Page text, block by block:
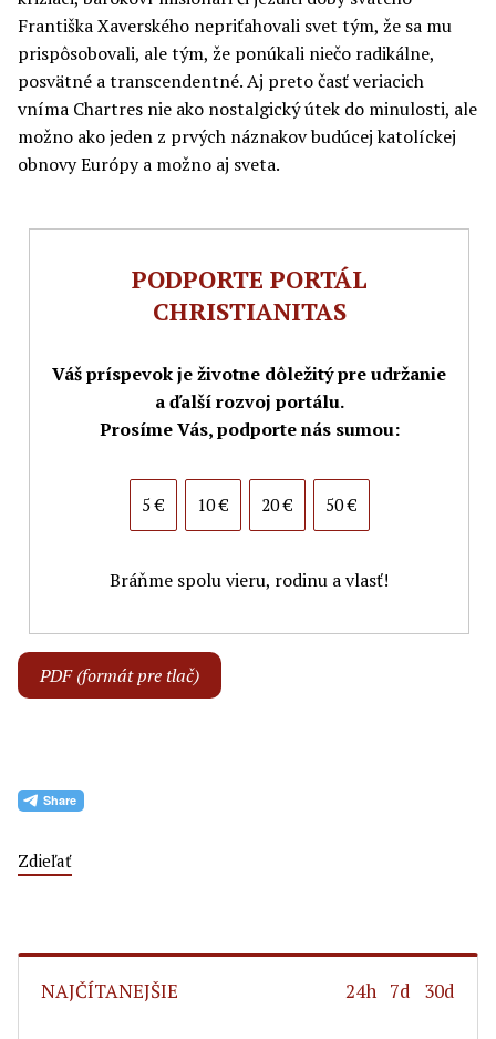
Františka Xaverského nepriťahovali svet tým, že sa mu
prispôsobovali, ale tým, že ponúkali niečo radikálne,
posvätné a transcendentné. Aj preto časť veriacich
vníma Chartres nie ako nostalgický útek do minulosti, ale
možno ako jeden z prvých náznakov budúcej katolíckej
obnovy Európy a možno aj sveta.
PODPORTE PORTÁL
CHRISTIANITAS
Váš príspevok je životne dôležitý pre udržanie
a ďalší rozvoj portálu.
Prosíme Vás, podporte nás sumou:
5 € 10 € 20 € 50 €
Bráňme spolu vieru, rodinu a vlasť!
PDF (formát pre tlač)
Zdieľať
NAJČÍTANEJŠIE 24h 7d 30d